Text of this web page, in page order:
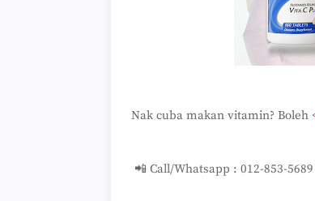
Nak cuba makan vitamin? Boleh
📲 Call/Whatsapp : 012-853-5689